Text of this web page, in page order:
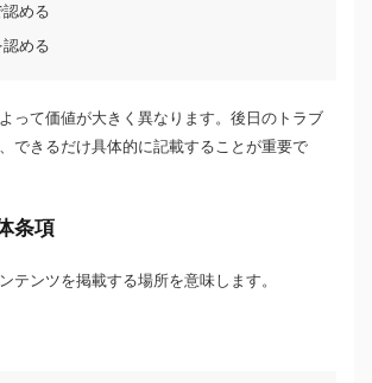
める
める
って価値が大きく異なります。後日のトラブ
できるだけ具体的に記載することが重要で
条項
テンツを掲載する場所を意味します。